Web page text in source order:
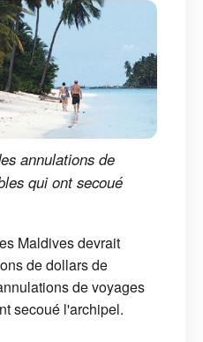
annulations de
qui ont secoué
Maldives devrait
de dollars de
de voyages
secoué l'archipel.